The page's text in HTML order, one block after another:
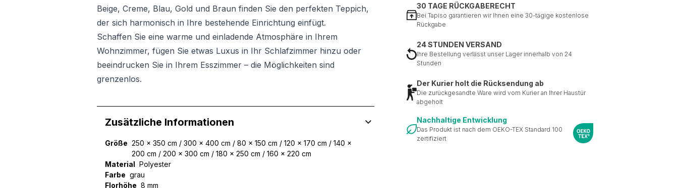
Beige, Creme, Blau, Gold und Braun finden Sie den perfekten Teppich,
der sich harmonisch in Ihre bestehende Einrichtung einfügt.
Schaffen Sie eine warme und einladende Atmosphäre in Ihrem
Wohnzimmer, fügen Sie etwas Luxus in Ihr Schlafzimmer hinzu oder
beeindrucken Sie in Ihrem Esszimmer – die Möglichkeiten sind
grenzenlos.
30 TAGE RÜCKGABERECHT
Bei Tapiso garantieren wir Ihnen eine 30-tägige kostenlose
Rückgabe
24 STUNDEN VERSAND
Ihre Bestellung verlässt unser Lager innerhalb von 24
Stunden
Der Kurier holt die Rücksendung ab
Die zurückgesandte Ware wird vom Kurier an Ihrer Haustür
abgeholt
Nachhaltige Entwicklung
Das Produkt ist nach dem OEKO-TEX Standard 100
zertifiziert
Zusätzliche Informationen
Größe 250 x 350 cm / 300 x 400 cm / 80 x 150 cm / 120 x 170 cm / 140 x
200 cm / 200 x 300 cm / 180 x 250 cm / 160 x 220 cm
Material Polyester
Farbe grau
Florhöhe 8 mm